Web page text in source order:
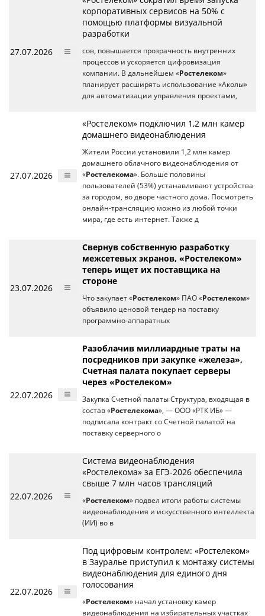
27.07.2026
корпоративных сервисов на 50% с
помощью платформы визуальной
разработки
сов, повышается прозрачность внутренних
процессов и ускоряется цифровизация
компании. В дальнейшем «Ростелеком»
планирует расширять использование «Аколы»
для автоматизации управления проектами,
27.07.2026
«Ростелеком» подключил 1,2 млн камер
домашнего видеонаблюдения
Жители России установили 1,2 млн камер
домашнего облачного видеонаблюдения от
«Ростелекома». Больше половины
пользователей (53%) устанавливают устройства
за городом, во дворе частного дома. Посмотреть
онлайн-трансляцию можно из любой точки
мира, где есть интернет. Также д
23.07.2026
Свернув собственную разработку
межсетевых экранов, «Ростелеком»
теперь ищет их поставщика на
стороне
Что закупает «Ростелеком» ПАО «Ростелеком»
объявило ценовой тендер на поставку
программно-аппаратных
22.07.2026
Разоблачив миллиардные траты на
посредников при закупке «железа»,
Счетная палата покупает серверы
через «Ростелеком»
Закупка Счетной палаты Структура, входящая в
состав «Ростелекома», — ООО «РТК ИБ» —
подписала контракт со Счетной палатой на
поставку серверного о
22.07.2026
Система видеонаблюдения
«Ростелекома» за ЕГЭ-2026 обеспечила
свыше 7 млн часов трансляций
«Ростелеком» подвел итоги работы системы
видеонаблюдения и искусственного интеллекта
(ИИ) во в
22.07.2026
Под цифровым контролем: «Ростелеком»
в Зауралье приступил к монтажу системы
видеонаблюдения для единого дня
голосования
«Ростелеком» начал установку камер
видеонаблюдения на избирательных участках